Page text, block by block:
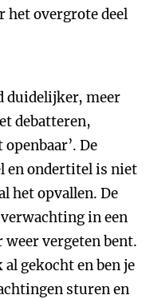
het overgrote deel
duidelijker, meer
debatteren,
De
en ondertitel is niet
het opvallen. De
in een
vergeten bent.
gekocht en ben je
sturen en